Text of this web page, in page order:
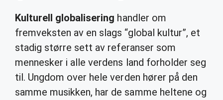
Kulturell globalisering handler om
fremveksten av en slags “global kultur”, et
stadig større sett av referanser som
mennesker i alle verdens land forholder seg
til. Ungdom over hele verden hører på den
samme musikken, har de samme heltene og